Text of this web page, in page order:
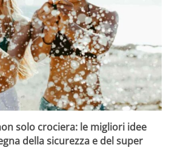
solo crociera: le migliori idee
della sicurezza e del super